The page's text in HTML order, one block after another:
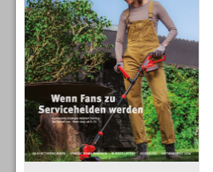
TK- und ACD-Systeme